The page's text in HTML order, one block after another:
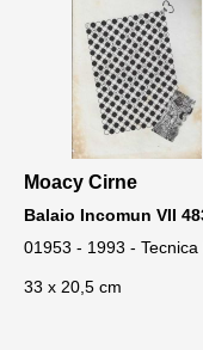
Moacy Cirne
Balaio Incomun VII
01953 - 1993 - Tecnica
33 x 20,5 cm